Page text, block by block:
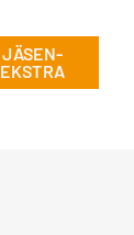
JÄSEN-
EKSTRA